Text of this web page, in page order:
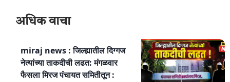
अधिक वाचा
miraj news : जिल्ह्यातील दिग्गज
नेत्यांच्या ताकदीची लढत: मंगळवार
फैसला मिरज पंचायत समितीतून :